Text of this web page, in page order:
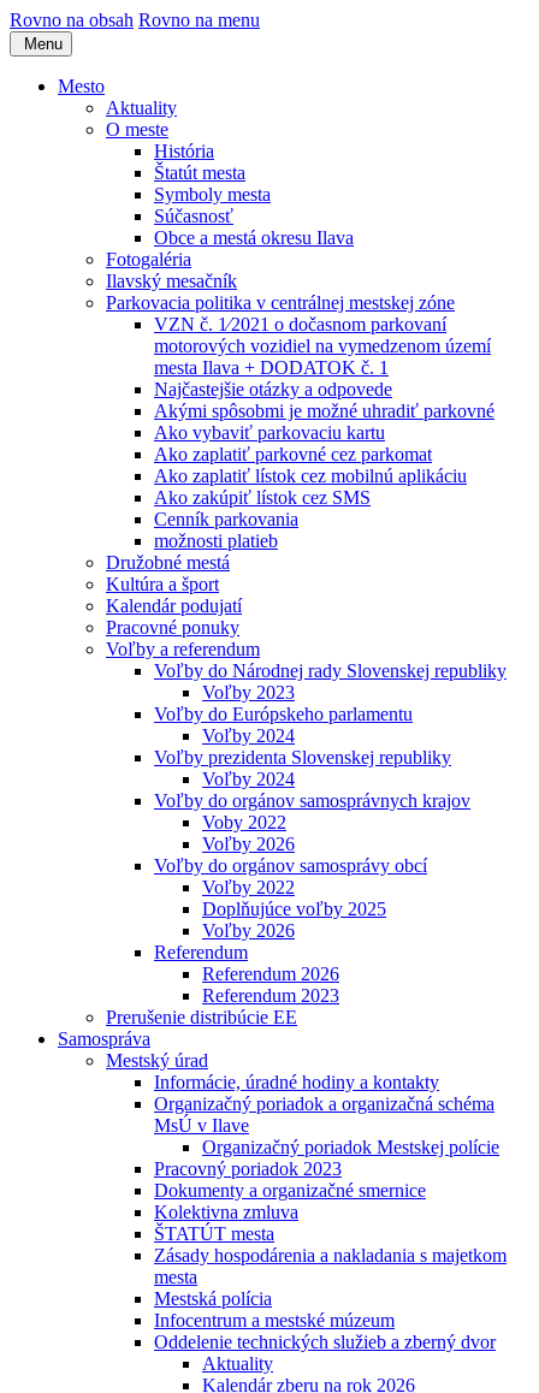
Rovno na obsah Rovno na menu
Menu
Mesto
Aktuality
O meste
História
Štatút mesta
Symboly mesta
Súčasnosť
Obce a mestá okresu Ilava
Fotogaléria
Ilavský mesačník
Parkovacia politika v centrálnej mestskej zóne
VZN č. 1⁄2021 o dočasnom parkovaní
motorových vozidiel na vymedzenom území
mesta Ilava + DODATOK č. 1
Najčastejšie otázky a odpovede
Akými spôsobmi je možné uhradiť parkovné
Ako vybaviť parkovaciu kartu
Ako zaplatiť parkovné cez parkomat
Ako zaplatiť lístok cez mobilnú aplikáciu
Ako zakúpiť lístok cez SMS
Cenník parkovania
možnosti platieb
Družobné mestá
Kultúra a šport
Kalendár podujatí
Pracovné ponuky
Voľby a referendum
Voľby do Národnej rady Slovenskej republiky
Voľby 2023
Voľby do Európskeho parlamentu
Voľby 2024
Voľby prezidenta Slovenskej republiky
Voľby 2024
Voľby do orgánov samosprávnych krajov
Voby 2022
Voľby 2026
Voľby do orgánov samosprávy obcí
Voľby 2022
Doplňujúce voľby 2025
Voľby 2026
Referendum
Referendum 2026
Referendum 2023
Prerušenie distribúcie EE
Samospráva
Mestský úrad
Informácie, úradné hodiny a kontakty
Organizačný poriadok a organizačná schéma
MsÚ v Ilave
Organizačný poriadok Mestskej polície
Pracovný poriadok 2023
Dokumenty a organizačné smernice
Kolektivna zmluva
ŠTATÚT mesta
Zásady hospodárenia a nakladania s majetkom
mesta
Mestská polícia
Infocentrum a mestské múzeum
Oddelenie technických služieb a zberný dvor
Aktuality
Kalendár zberu na rok 2026